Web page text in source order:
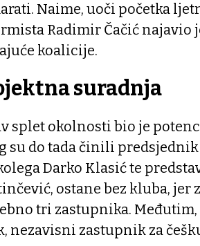
Naime, uoči početka
Radimir Čačić najavio
koalicije.
suradnja
splet okolnosti bio je
su do tada činili
Darko Klasić te
ostane bez kluba, jer
tri zastupnika.
nezavisni zastupnik za